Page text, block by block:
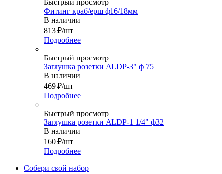
Быстрый просмотр
Фитинг краб/ерш ф16/18мм
В наличии
813 ₽/шт
Подробнее
Быстрый просмотр
Заглушка розетки ALDP-3" ф 75
В наличии
469 ₽/шт
Подробнее
Быстрый просмотр
Заглушка розетки ALDP-1 1/4" ф32
В наличии
160 ₽/шт
Подробнее
Собери свой набор